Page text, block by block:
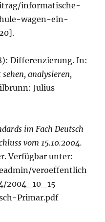
informatische-
wagen-ein-
Differenzierung. In:
analysieren,
Julius
im Fach Deutsch
vom 15.10.2004.
Verfügbar unter:
veroeffentlich
2004_10_15-
Primar.pdf